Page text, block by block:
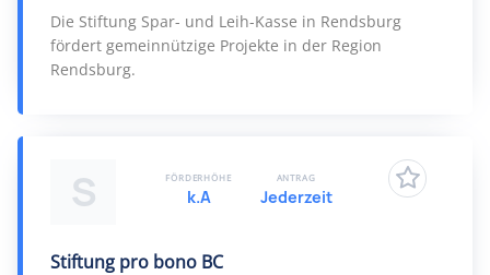
Die Stiftung Spar- und Leih-Kasse in Rendsburg
fördert gemeinnützige Projekte in der Region
Rendsburg.
S
Stiftung pro bono BC
FÖRDERHÖHE
k.A
ANTRAG
Jederzeit